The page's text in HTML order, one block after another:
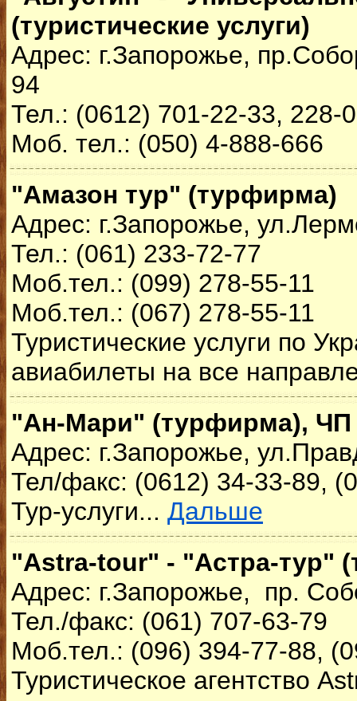
(туристические услуги)
Адрес: г.Запорожье,
94
Тел.: (0612) 701-22-33, 228-
Моб. тел.: (050) 4-888-666
"Амазон тур" (турфирма)
Адрес: г.Запорожье,
Тел.: (061) 233-72-77
Моб.тел.: (099) 278-55-11
Моб.тел.: (067) 278-55-11
Туристические услуги по
авиабилеты на все
"Ан-Мари" (турфирма), ЧП
Адрес: г.Запорожье,
Тел/факс: (0612) 34-33-89,
Тур-услуги... Дальше
"Astra-tour" - "Астра-тур"
Адрес: г.Запорожье, пр.
Тел./факс: (061) 707-63-79
Моб.тел.: (096) 394-77-88,
Туристическое агентство